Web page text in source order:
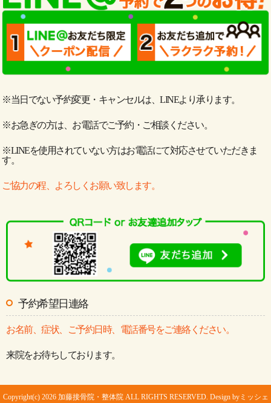
※当日でない予約変更・キャンセルは、LINEより承ります。
※お急ぎの方は、お電話でご予約・ご相談ください。
※LINEを使用されていない方はお電話にて対応させていただきま
す。
ご協力の程、よろしくお願い致します。
予約希望日連絡
お名前、症状、ご予約日時、電話番号をご連絡ください。
来院をお待ちしております。
Copyright(c) 2026 加藤接骨院・整体院 ALL RIGHTS RESERVED. Design byミッシェ